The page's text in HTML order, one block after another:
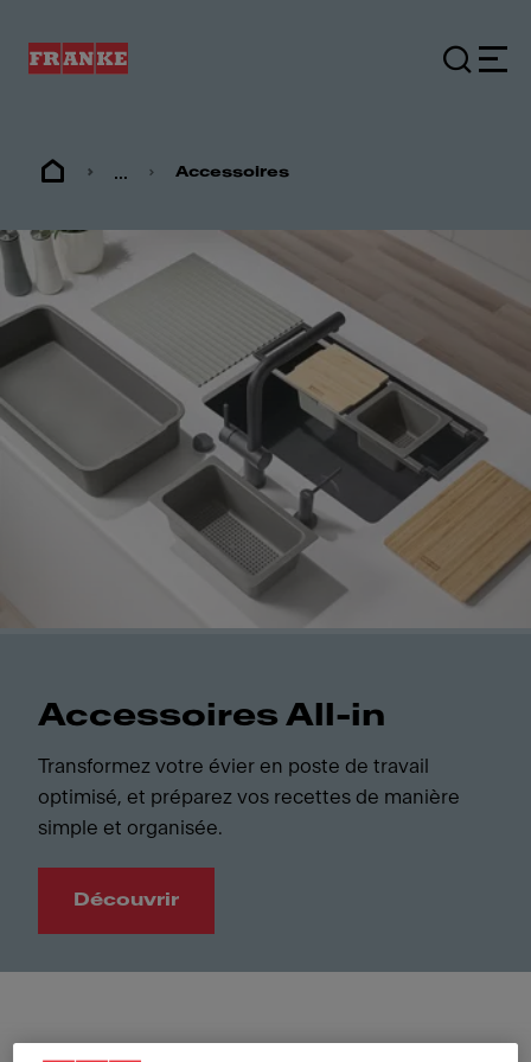
... Accessoires
Accessoires All-in
Transformez votre évier en poste de travail
optimisé, et préparez vos recettes de manière
simple et organisée.
Découvrir